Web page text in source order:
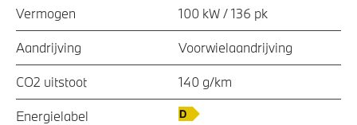
Vermogen 100 kW / 136 pk
Aandrijving Voorwielaandrijving
CO2 uitstoot 140 g/km
Energielabel